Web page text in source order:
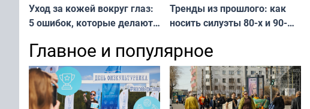
Уход за кожей вокруг глаз:
5 ошибок, которые делают
и вернуть свежий взгляд
без дорогих средств
Тренды из прошлого: как
носить силуэты 80-х и 90-
современно и стильно без
переплат
Главное и популярное